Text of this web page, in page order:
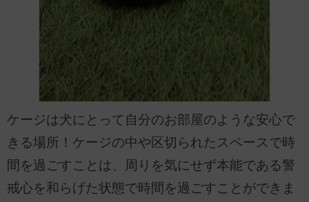
ケージは犬にとって自分のお部屋のような安心で
きる場所！ケージの中や区切られたスペースで時
間を過ごすことは、周りを気にせず本能である警
戒心を和らげた状態で時間を過ごすことができま